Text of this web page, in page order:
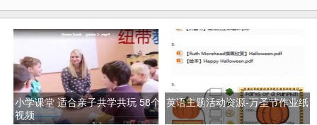
小学课堂 适合亲子共学共玩 58个
视频
英语主题活动资源-万圣节作业纸